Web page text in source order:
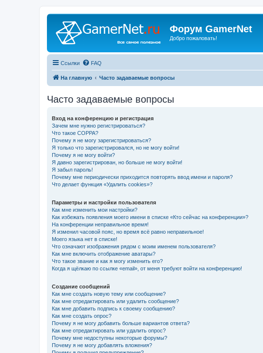
Форум GamerNet
Добро пожаловать!
Ссылки FAQ
На главную Часто задаваемые вопросы
Часто задаваемые вопросы
Вход на конференцию и регистрация
Зачем мне нужно регистрироваться?
Что такое COPPA?
Почему я не могу зарегистрироваться?
Я только что зарегистрировался, но не могу войти!
Почему я не могу войти?
Я давно зарегистрирован, но больше не могу войти!
Я забыл пароль!
Почему мне периодически приходится повторять ввод имени и пароля?
Что делает функция «Удалить cookies»?
Параметры и настройки пользователя
Как мне изменить мои настройки?
Как избежать появления моего имени в списке «Кто сейчас на конференции»?
На конференции неправильное время!
Я изменил часовой пояс, но время всё равно неправильное!
Моего языка нет в списке!
Что означают изображения рядом с моим именем пользователя?
Как мне включить отображение аватары?
Что такое звание и как я могу изменить его?
Когда я щёлкаю по ссылке «email», от меня требуют войти на конференцию!
Создание сообщений
Как мне создать новую тему или сообщение?
Как мне отредактировать или удалить сообщение?
Как мне добавить подпись к своему сообщению?
Как мне создать опрос?
Почему я не могу добавить больше вариантов ответа?
Как мне отредактировать или удалить опрос?
Почему мне недоступны некоторые форумы?
Почему я не могу добавлять вложения?